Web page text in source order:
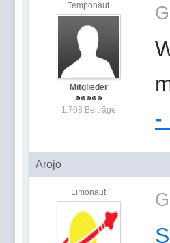
Temponaut
Mitglieder
1.708 Beiträge
-
Arojo
Limonaut